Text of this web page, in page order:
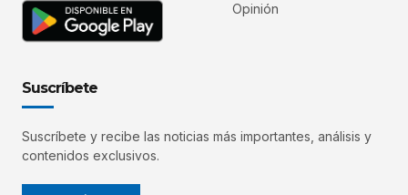
Opinión
Suscríbete
Suscríbete y recibe las noticias más importantes, análisis y
contenidos exclusivos.